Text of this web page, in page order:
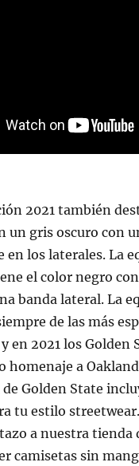
2021 también
un gris oscuro con
en los laterales. La
el color negro
banda lateral. La
de las más
en 2021 los Golden
homenaje a
de Golden State
tu estilo
a nuestra tienda
camisetas sin